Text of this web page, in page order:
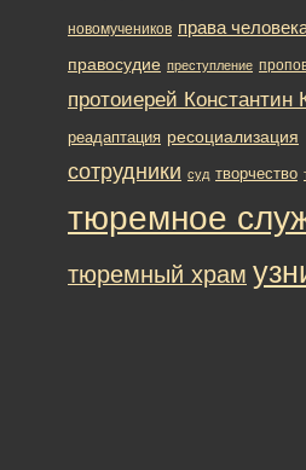
новомучеников права
правосудие преступление
протоиерей Константин
реадаптация ресоциализация
сотрудники суд творчество
тюремное
тюремный храм